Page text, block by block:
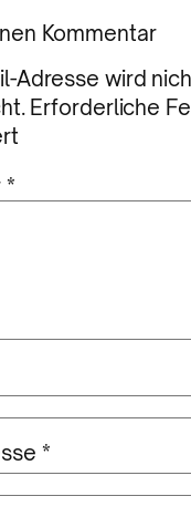
Kommentar
Adresse wird
Erforderliche
*
*